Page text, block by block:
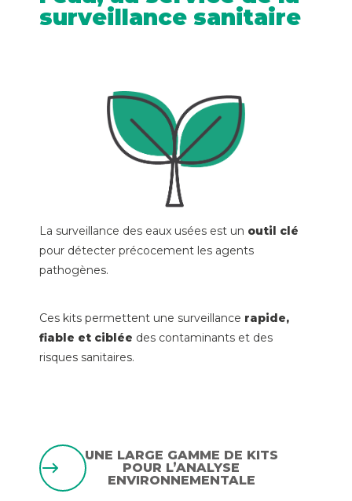
surveillance sanitaire
La surveillance des eaux usées est un outil clé
pour détecter précocement les agents
pathogènes.
Ces kits permettent une surveillance rapide,
fiable et ciblée des contaminants et des
risques sanitaires.
UNE LARGE GAMME DE KITS
POUR L’ANALYSE
ENVIRONNEMENTALE